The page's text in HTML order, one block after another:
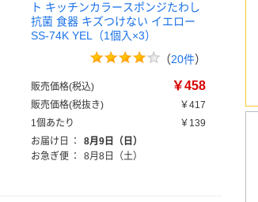
ト キッチンカラースポンジたわし
抗菌 食器 キズつけない イエロー
SS-74K YEL（1個入×3）
（20件）
販売価格(税込) ￥458
販売価格(税抜き)
￥417
1個あたり
￥139
お届け日
：
8月9日（日）
お急ぎ便 ： 8月8日（土）